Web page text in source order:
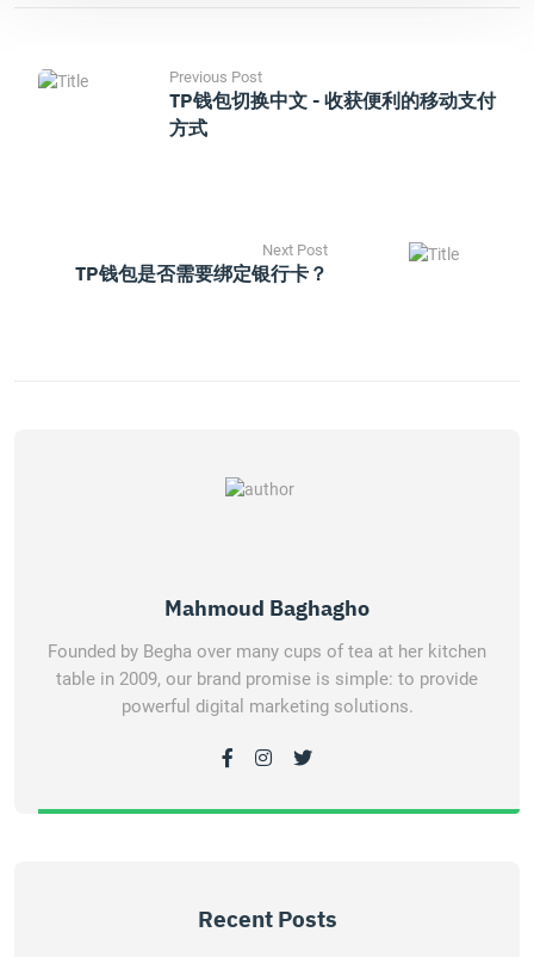
Previous Post
TP钱包切换中文 - 收获便利的移动支付
方式
Next Post
TP钱包是否需要绑定银行卡？
Mahmoud Baghagho
Founded by Begha over many cups of tea at her kitchen
table in 2009, our brand promise is simple: to provide
powerful digital marketing solutions.
Recent Posts